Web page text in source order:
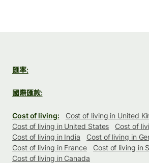
匯率:
國際匯款:
Cost of living:
Cost of living in United
Cost of living in United States
Cost of
Cost of living in India
Cost of living in
Cost of living in France
Cost of living in
Cost of living in Canada